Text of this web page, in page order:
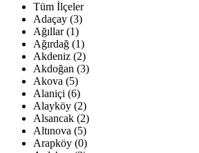
Tüm İlçeler
Adaçay (3)
Ağıllar (1)
Ağırdağ (1)
Akdeniz (2)
Akdoğan (3)
Akova (5)
Alaniçi (6)
Alayköy (2)
Alsancak (2)
Altınova (5)
Arapköy (0)